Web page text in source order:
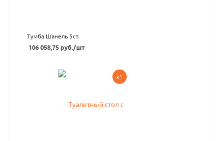
Тумба Шанель 5ст.
106 058,75руб./шт
x1